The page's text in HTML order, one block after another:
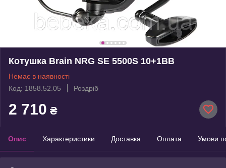
Котушка Brain NRG SE 5500S 10+1BB
Немає в наявності
Код: 1858.52.05
Роздріб
2 710 ₴
Опис Характеристики Доставка Оплата Умови